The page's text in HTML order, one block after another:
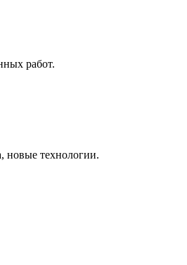
работ.
новые технологии.